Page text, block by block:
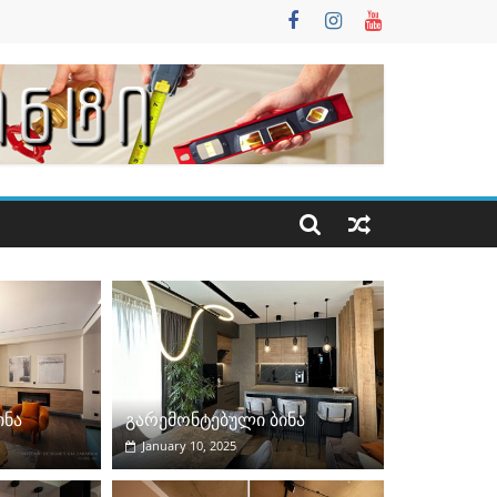
გარემონტებული ბინა
January 10, 2025